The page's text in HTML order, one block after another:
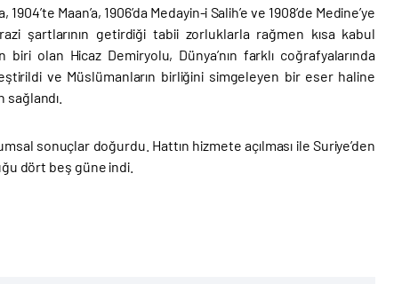
Maan’a, 1906’da Medayin-i Salih’e ve 1908’de Medine’ye
şartlarının getirdiği tabii zorluklarla rağmen kısa kabul
olan Hicaz Demiryolu, Dünya’nın farklı coğrafyalarında
ve Müslümanların birliğini simgeleyen bir eser haline
sonuçlar doğurdu. Hattın hizmete açılması ile Suriye’den
dört beş güne indi.